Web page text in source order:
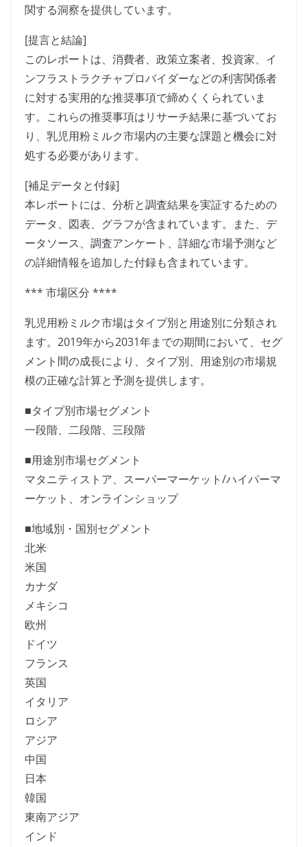
関する洞察を提供しています。
[提言と結論]
このレポートは、消費者、政策立案者、投資家、イ
ンフラストラクチャプロバイダーなどの利害関係者
に対する実用的な推奨事項で締めくくられていま
す。これらの推奨事項はリサーチ結果に基づいてお
り、乳児用粉ミルク市場内の主要な課題と機会に対
処する必要があります。
[補足データと付録]
本レポートには、分析と調査結果を実証するための
データ、図表、グラフが含まれています。また、デ
ータソース、調査アンケート、詳細な市場予測など
の詳細情報を追加した付録も含まれています。
*** 市場区分 ****
乳児用粉ミルク市場はタイプ別と用途別に分類され
ます。2019年から2031年までの期間において、セグ
メント間の成長により、タイプ別、用途別の市場規
模の正確な計算と予測を提供します。
■タイプ別市場セグメント
一段階、二段階、三段階
■用途別市場セグメント
マタニティストア、スーパーマーケット/ハイパーマ
ーケット、オンラインショップ
■地域別・国別セグメント
北米
米国
カナダ
メキシコ
欧州
ドイツ
フランス
英国
イタリア
ロシア
アジア
中国
日本
韓国
東南アジア
インド